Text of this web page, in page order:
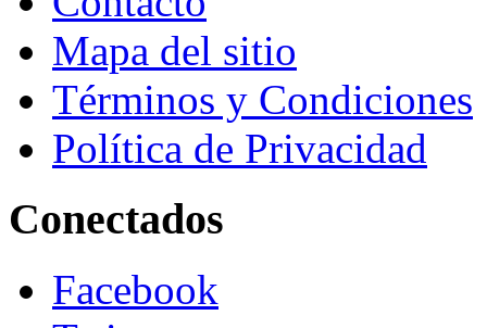
Mapa del sitio
Términos y Condiciones
Política de Privacidad
Conectados
Facebook